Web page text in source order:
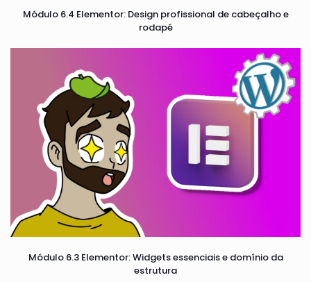
Módulo 6.4 Elementor: Design profissional de cabeçalho e
rodapé
Módulo 6.3 Elementor: Widgets essenciais e domínio da
estrutura